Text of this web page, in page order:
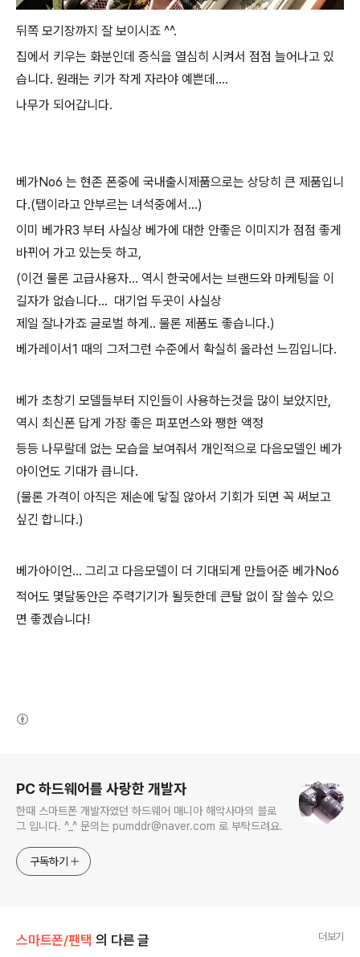
뒤쪽 모기장까지 잘 보이시죠 ^^.
집에서 키우는 화분인데 증식을 열심히 시켜서 점점 늘어나고 있
습니다. 원래는 키가 작게 자라야 예쁜데....
나무가 되어갑니다.
베가No6 는 현존 폰중에 국내출시제품으로는 상당히 큰 제품입니
다.(탭이라고 안부르는 녀석중에서...)
이미 베가R3 부터 사실상 베가에 대한 안좋은 이미지가 점점 좋게
바뀌어 가고 있는듯 하고,
(이건 물론 고급사용자... 역시 한국에서는 브랜드와 마케팅을 이
길자가 없습니다... 대기업 두곳이 사실상
제일 잘나가죠 글로벌 하게.. 물론 제품도 좋습니다.)
베가레이서1 때의 그저그런 수준에서 확실히 올라선 느낌입니다.
베가 초창기 모델들부터 지인들이 사용하는것을 많이 보았지만,
역시 최신폰 답게 가장 좋은 퍼포먼스와 쨍한 액정
등등 나무랄데 없는 모습을 보여줘서 개인적으로 다음모델인 베가
아이언도 기대가 큽니다.
(물론 가격이 아직은 제손에 닿질 않아서 기회가 되면 꼭 써보고
싶긴 합니다.)
베가아이언... 그리고 다음모델이 더 기대되게 만들어준 베가No6
적어도 몇달동안은 주력기기가 될듯한데 큰탈 없이 잘 쓸수 있으
면 좋겠습니다!
PC 하드웨어를 사랑한 개발자
한때 스마트폰 개발자였던 하드웨어 매니아 해악사마의 블로
그 입니다. ^_^ 문의는 pumddr@naver.com 로 부탁드려요.
구독하기
스마트폰/팬택 의 다른 글 더보기